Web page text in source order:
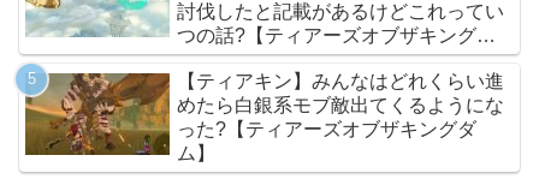
討伐したと記載があるけどこれってい
つの話?【ティアーズオブザキングダ
ム】
【ティアキン】みんなはどれくらい進
めたら白銀系モブ敵出てくるようにな
った?【ティアーズオブザキングダ
ム】